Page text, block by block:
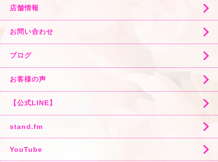
店舗情報
お問い合わせ
ブログ
お客様の声
【公式LINE】
stand.fm
YouTube